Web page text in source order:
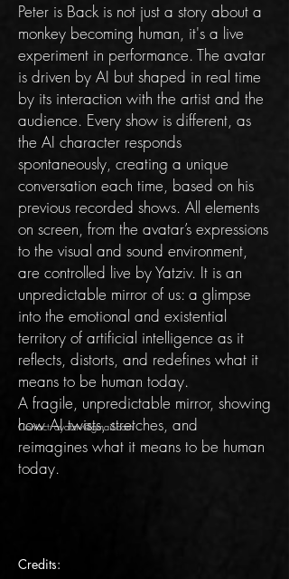
Peter is Back is not just a story about a
monkey becoming human, it's a live
experiment in performance. The avatar
is driven by AI but shaped in real time
by its interaction with the artist and the
audience. Every show is different, as
the AI character responds
spontaneously, creating a unique
conversation each time, based on his
previous recorded shows. All elements
on screen, from the avatar’s expressions
to the visual and sound environment,
are controlled live by Yatziv. It is an
unpredictable mirror of us: a glimpse
into the emotional and existential
territory of artificial intelligence as it
reflects, distorts, and redefines what it
means to be human today.
A fragile, unpredictable mirror, showing
how AI twists, stretches, and
reimagines what it means to be human
today.
Contact:ayatziv@gmail.com
Credits: